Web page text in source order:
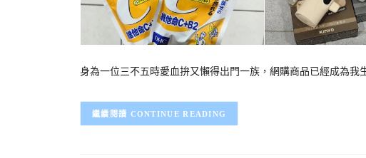
身為一位三不五時愛血拚又懶得出門一族，網購商品已經成為
CONTINUE READING